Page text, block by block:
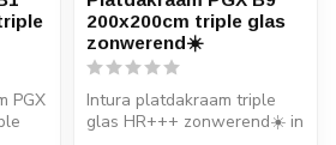
PGX
200x200cm triple glas
zonwerend☀️
Intura platdakraam triple
glas HR+++ zonwerend☀️ in